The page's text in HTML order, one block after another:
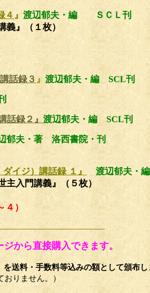
４ 』 渡辺郁夫・編 ＳＣＬ刊
義』（１枚）
話録３ 』 渡辺郁夫・編 SCL刊
録２』 渡辺郁夫・編 SCL刊
郁夫・著 洛西書院・刊
イジ）講話録 １』
渡辺郁夫・編
主入門講義』（５枚）
）
から直接購入できます。
を送料・手数料等込みの額として頒布し
ん。）